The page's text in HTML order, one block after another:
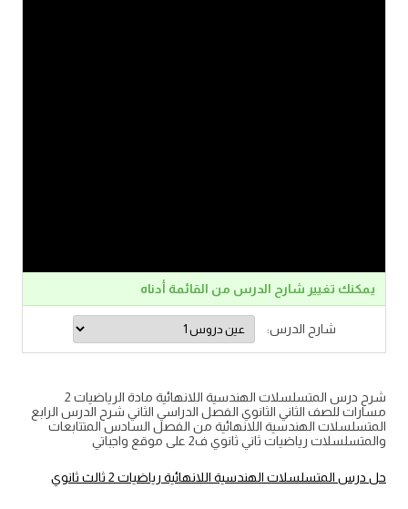
يمكنك تغيير شارح الدرس من القائمة أدناه
شارح الدرس:
شرح درس المتسلسلات الهندسية اللانهائية مادة الرياضيات 2
مسارات للصف الثاني الثانوي الفصل الدراسي الثاني شرح الدرس الرابع
المتسلسلات الهندسية اللانهائية من الفصل السادس المتتابعات
والمتسلسلات رياضيات ثاني ثانوي ف2 على موقع واجباتي
حل درس المتسلسلات الهندسية اللانهائية رياضيات 2 ثالث ثانوي